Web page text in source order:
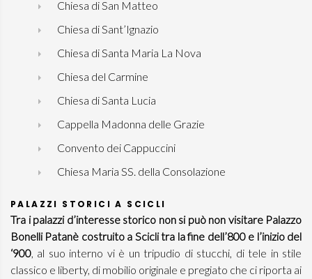
Chiesa di San Matteo
Chiesa di Sant’Ignazio
Chiesa di Santa Maria La Nova
Chiesa del Carmine
Chiesa di Santa Lucia
Cappella Madonna delle Grazie
Convento dei Cappuccini
Chiesa Maria SS. della Consolazione
PALAZZI STORICI A SCICLI
Tra i palazzi d’interesse storico non si può non visitare Palazzo
Bonelli Patanè costruito a Scicli tra la fine dell’800 e l’inizio del
‘900, al suo interno vi è un tripudio di stucchi, di tele in stile
classico e liberty, di mobilio originale e pregiato che ci riporta ai